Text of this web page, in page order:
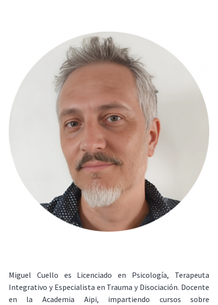
Miguel Cuello es Licenciado en Psicología, Terapeuta
Integrativo y Especialista en Trauma y Disociación. Docente
en la Academia Aipi, impartiendo cursos sobre